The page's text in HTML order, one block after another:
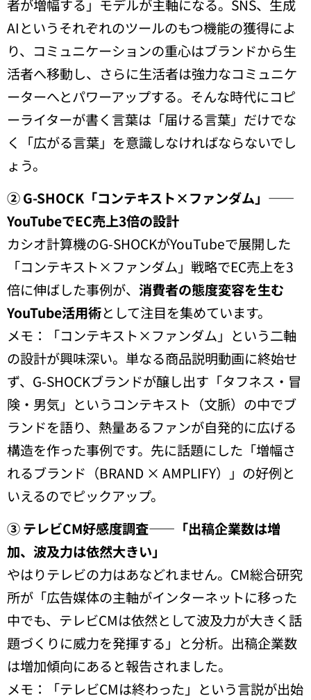
者が増幅する」モデルが主軸になる。SNS、生成
AIというそれぞれのツールのもつ機能の獲得によ
り、コミュニケーションの重心はブランドから生
活者へ移動し、さらに生活者は強力なコミュニケ
ーターへとパワーアップする。そんな時代にコピ
ーライターが書く言葉は「届ける言葉」だけでな
く「広がる言葉」を意識しなければならないでし
ょう。
② G-SHOCK「コンテキスト×ファンダム」——
YouTubeでEC売上3倍の設計
カシオ計算機のG-SHOCKがYouTubeで展開した
「コンテキスト×ファンダム」戦略でEC売上を3
倍に伸ばした事例が、 消費者の態度変容を生む
YouTube活用術として注目を集めています。
メモ：「コンテキスト×ファンダム」という二軸
の設計が興味深い。単なる商品説明動画に終始せ
ず、G-SHOCKブランドが醸し出す「タフネス・冒
険・男気」というコンテキスト（文脈）の中でブ
ランドを語り、熱量あるファンが自発的に広げる
構造を作った事例です。先に話題にした「増幅さ
れるブランド（BRAND × AMPLIFY）」の好例と
いえるのでピックアップ。
③ テレビCM好感度調査——「出稿企業数は増
加、波及力は依然大きい」
やはりテレビの力はあなどれません。CM総合研究
所が「広告媒体の主軸がインターネットに移った
中でも、テレビCMは依然として波及力が大きく話
題づくりに威力を発揮する」と分析。出稿企業数
は増加傾向にあると報告されました。
メモ：「テレビCMは終わった」という言説が出始